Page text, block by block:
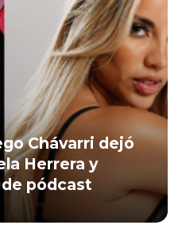
Chávarri dejó
Herrera y
pódcast